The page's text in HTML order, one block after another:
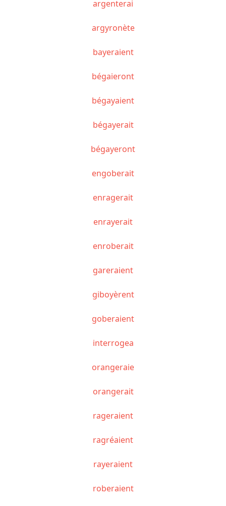
argenterai
argyronète
bayeraient
bégaieront
bégayaient
bégayerait
bégayeront
engoberait
enragerait
enrayerait
enroberait
gareraient
giboyèrent
goberaient
interrogea
orangeraie
orangerait
rageraient
ragréaient
rayeraient
roberaient